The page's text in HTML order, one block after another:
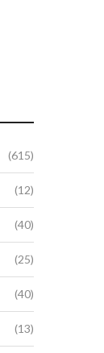
(615)
(12)
(40)
(25)
(40)
(13)